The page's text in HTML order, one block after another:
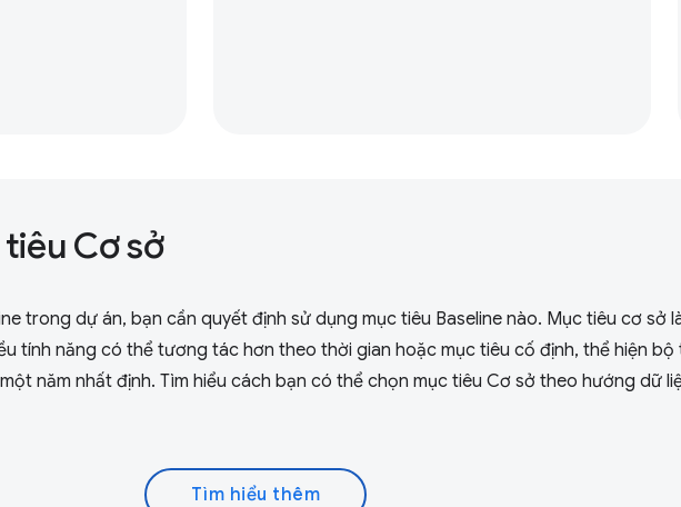
Cơ sở
trong dự án, bạn cần quyết định sử dụng mục tiêu Baseline nào. Mục tiêu cơ sở
tính năng có thể tương tác hơn theo thời gian hoặc mục tiêu cố định, thể hiện bộ
năm nhất định. Tìm hiểu cách bạn có thể chọn mục tiêu Cơ sở theo hướng dữ
Tìm hiểu thêm